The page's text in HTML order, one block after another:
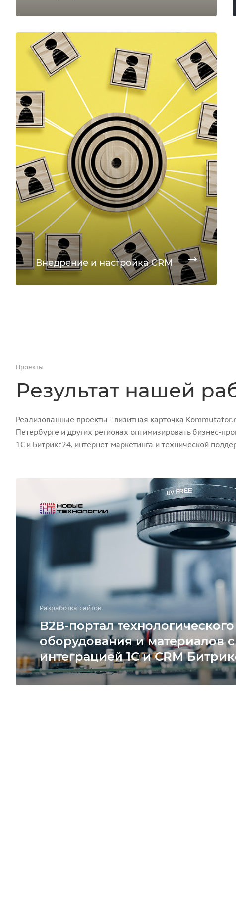
Внедрение и настройка CRM
Проекты
Результат нашей
Реализованные проекты - визитная карточка
Петербурге и других регионах оптимизировать бизнес-
1С и Битрикс24, интернет-маркетинга и технической
Разработка сайтов
B2B-портал технологического
оборудования и материалов с
интеграцией 1С и CRM